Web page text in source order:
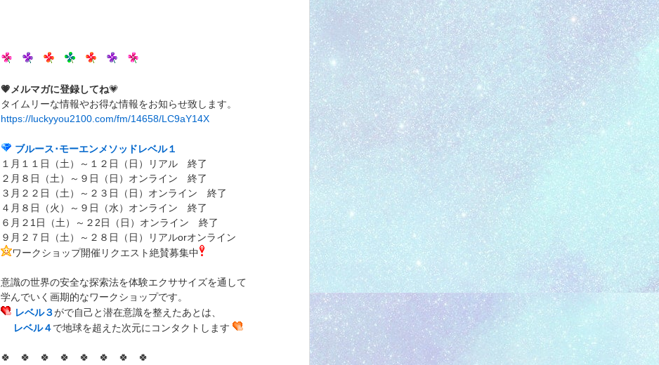
💗メルマガに登録してね💗
タイムリーな情報やお得な情報をお知らせ致します。
https://luckyyou2100.com/fm/14658/LC9aY14X
ブルース･モーエンメソッドレベル１
１月１１日（土）～１２日（日）リアル 終了
２月８日（土）～９日（日）オンライン 終了
３月２２日（土）～２３日（日）オンライン 終了
４月８日（火）～９日（水）オンライン 終了
６月２1日（土）～２2日（日）オンライン 終了
９月２７日（土）～２８日（日）リアルorオンライン
ワークショップ開催リクエスト絶賛募集中
意識の世界の安全な探索法を体験エクササイズを通して
学んでいく画期的なワークショップです。
レベル３がで自己と潜在意識を整えたあとは、
レベル４で地球を超えた次元にコンタクトします
🍀 🍀 🍀 🍀 🍀 🍀 🍀 🍀